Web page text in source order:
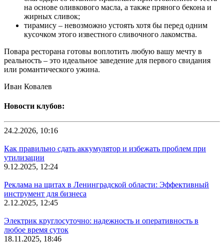
на основе оливкового масла, а также пряного бекона и
жирных сливок;
тирамису – невозможно устоять хотя бы перед одним
кусочком этого известного сливочного лакомства.
Повара ресторана готовы воплотить любую вашу мечту в
реальность – это идеальное заведение для первого свидания
или романтического ужина.
Иван Ковалев
Новости клубов:
24.2.2026, 10:16
Как правильно сдать аккумулятор и избежать проблем при
утилизации
9.12.2025, 12:24
Реклама на щитах в Ленинградской области: Эффективный
инструмент для бизнеса
2.12.2025, 12:45
Электрик круглосуточно: надежность и оперативность в
любое время суток
18.11.2025, 18:46